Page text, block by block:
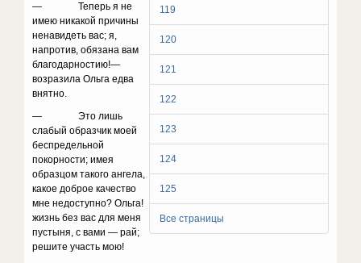
119
120
121
122
123
124
125
Все страницы
— Теперь я не
имею никакой причины
ненавидеть вас; я,
напротив, обязана вам
благодарностию!—
возра­зила Ольга едва
внятно.
— Это лишь
слабый образчик моей
беспредельной
покорности; имея
образцом такого ангела,
какое доброе качество
мне недоступно? Ольга!
жизнь без вас для ме­ня
пустыня, с вами — рай;
решите участь мою!